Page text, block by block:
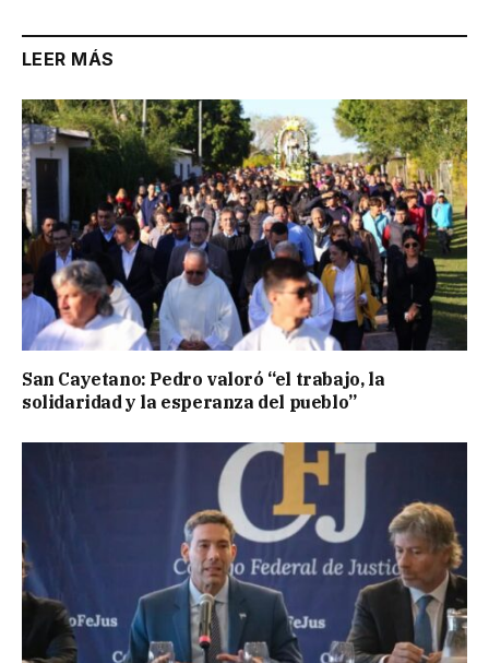
LEER MÁS
San Cayetano: Pedro valoró “el trabajo, la
solidaridad y la esperanza del pueblo”